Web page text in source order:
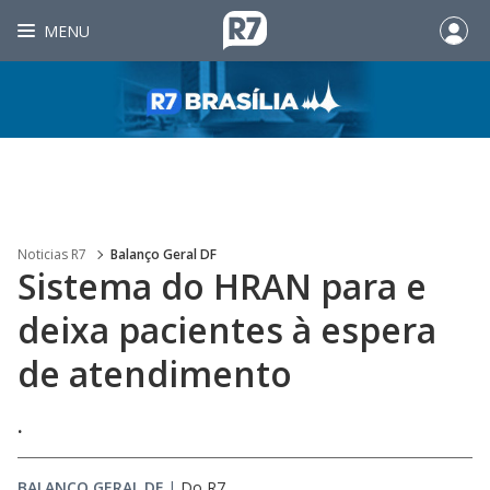
MENU
Noticias R7 Balanço Geral DF
Sistema do HRAN para e
deixa pacientes à espera
de atendimento
.